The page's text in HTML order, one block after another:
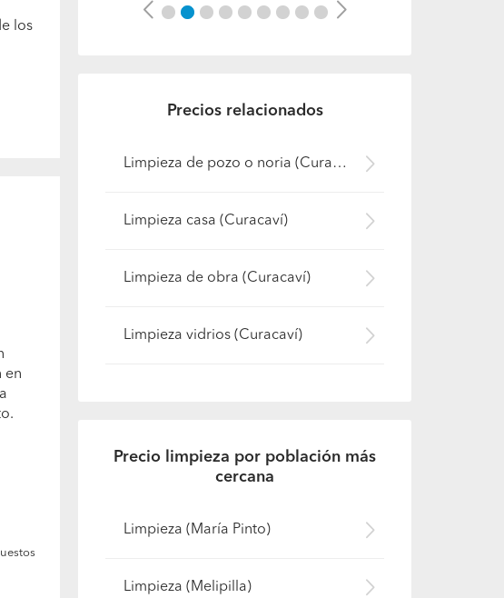
los
en
Previous Next
Precios relacionados
Limpieza de pozo o noria (Curacaví)
Limpieza casa (Curacaví)
Limpieza de obra (Curacaví)
Limpieza vidrios (Curacaví)
Precio limpieza por población más
cercana
Limpieza (María Pinto)
Limpieza (Melipilla)